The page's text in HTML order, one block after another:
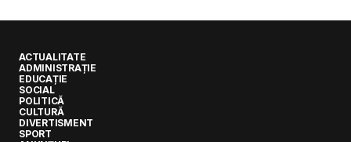
ACTUALITATE
ADMINISTRAȚIE
EDUCAȚIE
SOCIAL
POLITICĂ
CULTURĂ
DIVERTISMENT
SPORT